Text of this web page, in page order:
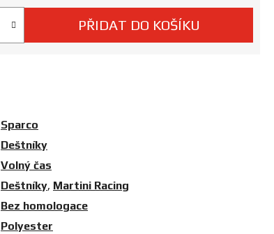
PŘIDAT DO KOŠÍKU
Sparco
Deštníky
Volný čas
Deštníky, Martini Racing
Bez homologace
Polyester